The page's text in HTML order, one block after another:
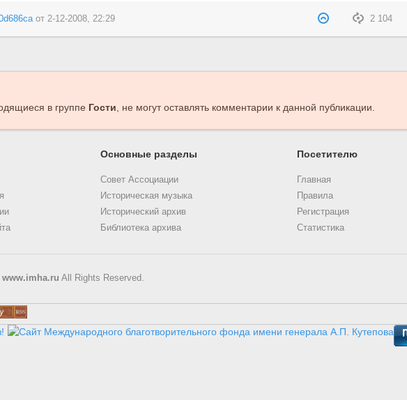
2 104
от2-12-2008, 22:29
в группе Гости, не могут оставлять комментарии к данной публикации.
Основные разделы
Совет Ассоциации
Историческая музыка
Исторический архив
Библиотека архива
Посетителю
Главная
Правила
Регистрация
Статистика
www.imha.ru All Rights Reserved.